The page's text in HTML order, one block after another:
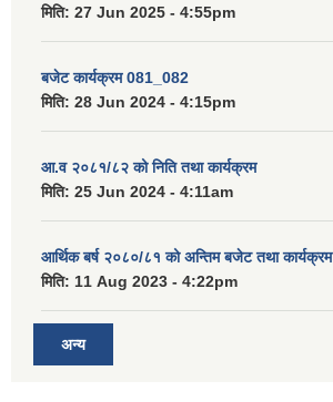
मिति: 27 Jun 2025 - 4:55pm
बजेट कार्यक्रम 081_082
मिति: 28 Jun 2024 - 4:15pm
आ.व २०८१/८२ को निति तथा कार्यक्रम
मिति: 25 Jun 2024 - 4:11am
आर्थिक बर्ष २०८०/८१ को अन्तिम बजेट तथा कार्यक्रम
मिति: 11 Aug 2023 - 4:22pm
अन्य